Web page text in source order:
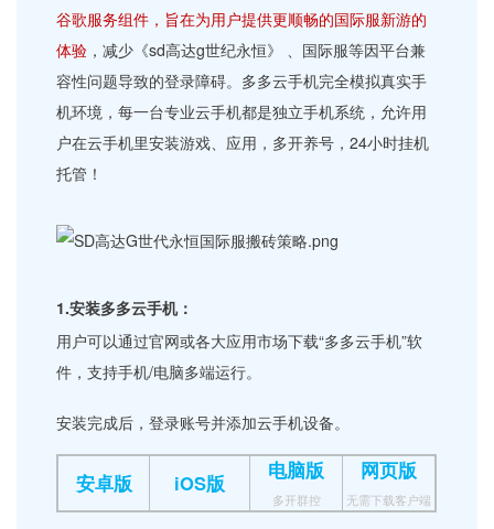
谷歌服务组件，旨在为用户提供更顺畅的国际服新游的
体验 ，减少《sd高达g世纪永恒》 、国际服等因平台兼
容性问题导致的登录障碍。多多云手机完全模拟真实手
机环境，每一台专业云手机都是独立手机系统，允许用
户在云手机里安装游戏、应用，多开养号，24小时挂机
托管！
1.安装多多云手机：
用户可以通过官网或各大应用市场下载“多多云手机”软
件，支持手机/电脑多端运行。
安装完成后，登录账号并添加云手机设备。
安卓版 iOS版 电脑版
多开群控
网页版
无需下载客户端